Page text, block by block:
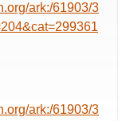
ark:/61903/3
ark:/61903/3